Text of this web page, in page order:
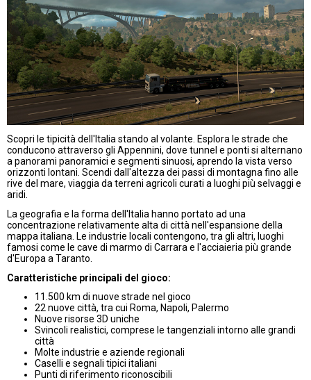
Scopri le tipicità dell'Italia stando al volante. Esplora le strade che
conducono attraverso gli Appennini, dove tunnel e ponti si alternano
a panorami panoramici e segmenti sinuosi, aprendo la vista verso
orizzonti lontani. Scendi dall'altezza dei passi di montagna fino alle
rive del mare, viaggia da terreni agricoli curati a luoghi più selvaggi e
aridi.
La geografia e la forma dell'Italia hanno portato ad una
concentrazione relativamente alta di città nell'espansione della
mappa italiana. Le industrie locali contengono, tra gli altri, luoghi
famosi come le cave di marmo di Carrara e l'acciaieria più grande
d'Europa a Taranto.
Caratteristiche principali del gioco:
11.500 km di nuove strade nel gioco
22 nuove città, tra cui Roma, Napoli, Palermo
Nuove risorse 3D uniche
Svincoli realistici, comprese le tangenziali intorno alle grandi
città
Molte industrie e aziende regionali
Caselli e segnali tipici italiani
Punti di riferimento riconoscibili